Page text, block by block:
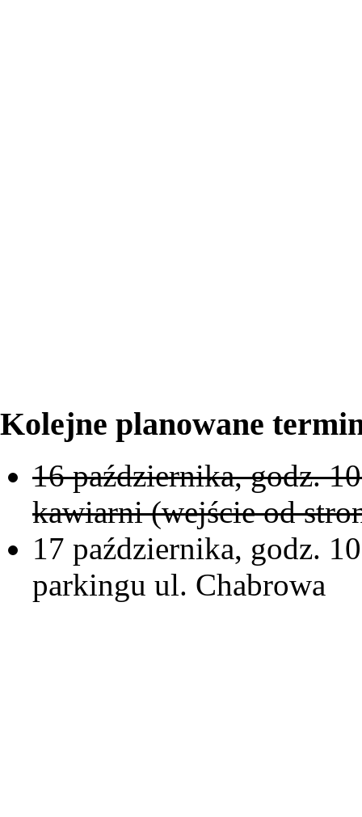
Kolejne planowane
16 października, godz.
kawiarni (wejście od
17 października, godz.
parkingu ul. Chabrowa